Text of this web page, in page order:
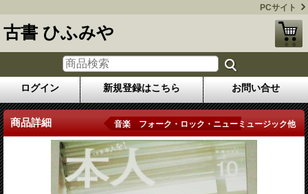
PCサイト
古書 ひふみや
ログイン 新規登録はこちら お問い合せ
商品詳細 音楽 フォーク・ロック・ニューミュージック他